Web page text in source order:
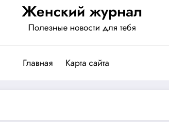
Женский журнал
Полезные новости для тебя
Главная Карта сайта